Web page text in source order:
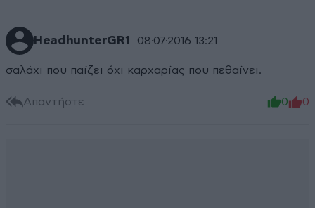
HeadhunterGR1 08·07·2016 13:21
σαλάχι που παίζει όχι καρχαρίας που πεθαίνει.
Απαντήστε 0 0